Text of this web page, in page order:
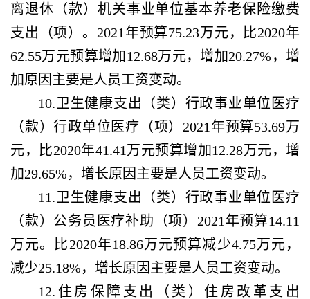
离退休（款）机关事业单位基本养老保险缴费
支出（项）。2021年预算75.23万元，比2020年
62.55万元预算增加12.68万元，增加20.27%，增
加原因主要是人员工资变动。
10.卫生健康支出（类）行政事业单位医疗
（款）行政单位医疗（项）2021年预算53.69万
元，比2020年41.41万元预算增加12.28万元，增
加29.65%，增长原因主要是人员工资变动。
11.卫生健康支出（类）行政事业单位医疗
（款）公务员医疗补助（项）2021年预算14.11
万元。比2020年18.86万元预算减少4.75万元，
减少25.18%，增长原因主要是人员工资变动。
12.住房保障支出（类）住房改革支出